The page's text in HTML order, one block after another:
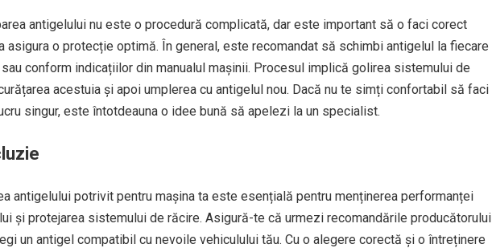
antigelului nu este o procedură complicată, dar este important să o faci corect
asigura o protecție optimă. În general, este recomandat să schimbi antigelul la fiecare
conform indicațiilor din manualul mașinii. Procesul implică golirea sistemului de
acestuia și apoi umplerea cu antigelul nou. Dacă nu te simți confortabil să faci
singur, este întotdeauna o idee bună să apelezi la un specialist.
antigelului potrivit pentru mașina ta este esențială pentru menținerea performanței
și protejarea sistemului de răcire. Asigură-te că urmezi recomandările producătorului
un antigel compatibil cu nevoile vehiculului tău. Cu o alegere corectă și o întreținere